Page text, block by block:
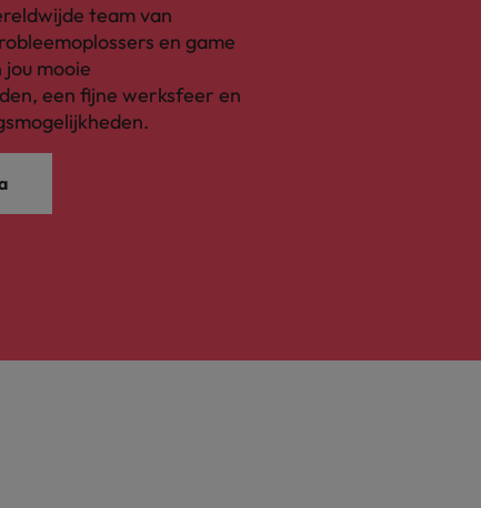
team van
en game
mooie
een fijne werksfeer en